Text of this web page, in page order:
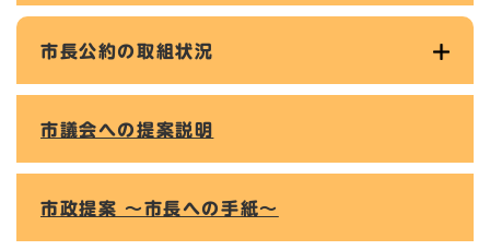
市長公約の取組状況
市議会への提案説明
市政提案 ～市長への手紙～